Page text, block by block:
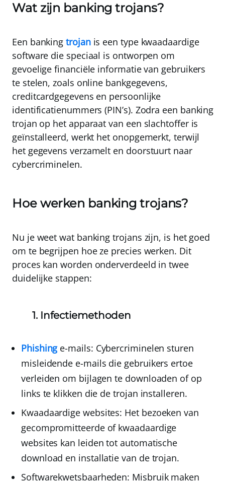
Wat zijn banking trojans?
Een bankingtrojanis een type kwaadaardige
software die speciaal is ontworpen om
gevoelige financiële informatie van gebruikers
te stelen, zoals online bankgegevens,
creditcardgegevens en persoonlijke
identificatienummers (PIN’s). Zodra een banking
trojan op het apparaat van een slachtoffer is
geïnstalleerd, werkt het onopgemerkt, terwijl
het gegevens verzamelt en doorstuurt naar
cybercriminelen.
Hoe werken banking trojans?
Nu je weet wat banking trojans zijn, is het goed
om te begrijpen hoe ze precies werken. Dit
proces kan worden onderverdeeld in twee
duidelijke stappen:
1. Infectiemethoden
Phishinge-mails: Cybercriminelen sturen
misleidende e-mails die gebruikers ertoe
verleiden om bijlagen te downloaden of op
links te klikken die de trojan installeren.
Kwaadaardige websites: Het bezoeken van
gecompromitteerde of kwaadaardige
websites kan leiden tot automatische
download en installatie van de trojan.
Softwarekwetsbaarheden: Misbruik maken